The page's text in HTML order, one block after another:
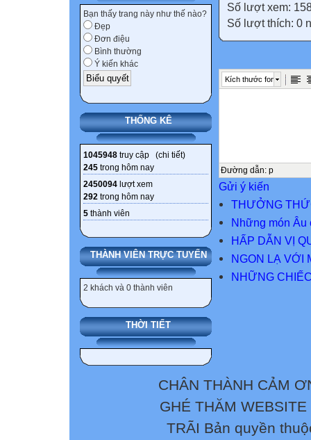
Bạn thấy trang này như thế nào?
Đẹp
Đơn điệu
Bình thường
Ý kiến khác
THỐNG KÊ
1045948 truy cập (chi tiết)
245 trong hôm nay
2450094 lượt xem
292 trong hôm nay
5 thành viên
THÀNH VIÊN TRỰC TUYẾN
2 khách và 0 thành viên
THỜI TIẾT
Số lượt xem:
Số lượt thích: 0
Kích thước font
Đường dẫn: p
Gửi ý kiến
THƯỞNG
Những món Âu
HẤP DẪN VỊ
NGON LẠ VỚI
NHỮNG
CHÂN THÀNH CẢM
GHÉ THĂM
TRÃI Bản quyền